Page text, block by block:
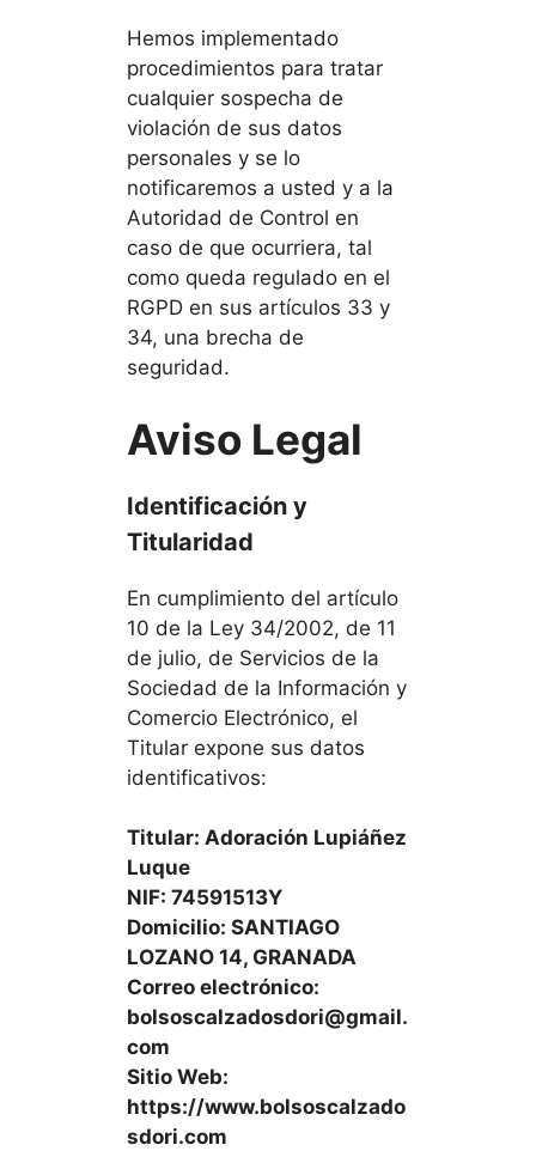
Hemos implementado
procedimientos para tratar
cualquier sospecha de
violación de sus datos
personales y se lo
notificaremos a usted y a la
Autoridad de Control en
caso de que ocurriera, tal
como queda regulado en el
RGPD en sus artículos 33 y
34, una brecha de
seguridad.
Aviso Legal
Identificación y
Titularidad
En cumplimiento del artículo
10 de la Ley 34/2002, de 11
de julio, de Servicios de la
Sociedad de la Información y
Comercio Electrónico, el
Titular expone sus datos
identificativos:
Titular: Adoración Lupiáñez
Luque
NIF: 74591513Y
Domicilio: SANTIAGO
LOZANO 14, GRANADA
Correo electrónico:
bolsoscalzadosdori@gmail.
com
Sitio Web:
https://www.bolsoscalzado
sdori.com